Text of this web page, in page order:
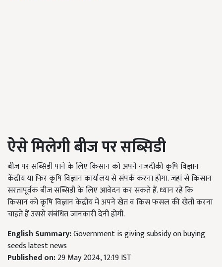
ऐसे मिलेगी बीज पर सब्सिडी
बीज पर सब्सिडी पाने के लिए किसान को अपने नजदीकी कृषि विज्ञान
केंद्रीय या फिर कृषि विज्ञान कार्यालय से संपर्क करना होगा. जहां से किसान
सरतापूर्वक बीज सब्सिडी के लिए आवेदन कर सकते हैं. ध्यान रहे कि
किसान को कृषि विज्ञान केंद्रीय में अपने खेत व किस फसल की खेती करना
चाहते हैं उससे संबंधित जानकारी देनी होगी.
English Summary:Government is giving subsidy on buying
seeds latest news
Published on:29 May 2024, 12:19 IST